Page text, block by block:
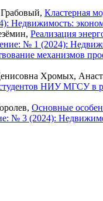
Кластерная
Недвижимость:
Реализация
№ 1 (2024):
механизмов
Хромых,
НИУ МГСУ в
Основные
№ 3 (2024):